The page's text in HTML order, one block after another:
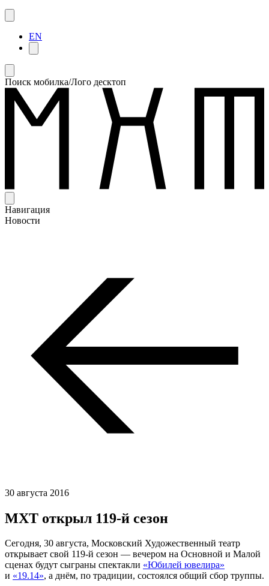
EN
Поиск мобилка/Лого десктоп
Навигация
Новости
30 августа 2016
МХТ открыл 119-й сезон
Сегодня, 30 августа, Московский Художественный театр
открывает свой 119-й сезон — вечером на Основной и Малой
сценах будут сыграны спектакли «Юбилей ювелира»
и «19.14», а днём, по традиции, состоялся общий сбор труппы.